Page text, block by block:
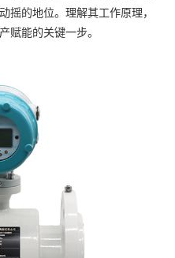
摇的地位。理解其工作原理，
赋能的关键一步。